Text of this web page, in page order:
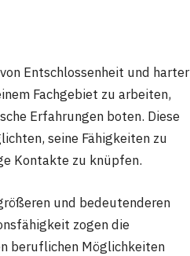
Entschlossenheit und harter
Fachgebiet zu arbeiten,
Erfahrungen boten. Diese
seine Fähigkeiten zu
Kontakte zu knüpfen.
und bedeutenderen
zogen die
beruflichen Möglichkeiten